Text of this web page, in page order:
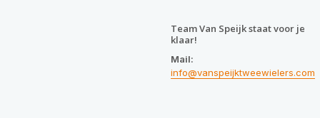
Team Van Speijk staat voor je
klaar!
Mail:
info@vanspeijktweewielers.com